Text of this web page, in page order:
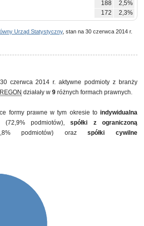
188
2,5%
172 2,3%
Urząd Statystyczny, stan na 30 czerwca 2014 r.
czerwca 2014 r. aktywne podmioty z branży
działały w 9 różnych formach prawnych.
formy prawne w tym okresie to indywidualna
(72,9% podmiotów),spółki z ograniczoną
podmiotów) orazspółki cywilne